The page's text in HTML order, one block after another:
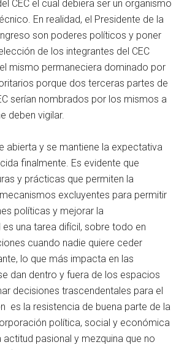
CEC el cual debiera ser un organismo
En realidad, el Presidente de la
son poderes políticos y poner
de los integrantes del CEC
mismo permaneciera dominado por
porque dos terceras partes de
serían nombrados por los mismos a
deben vigilar.
abierta y se mantiene la expectativa
finalmente. Es evidente que
y prácticas que permiten la
excluyentes para permitir
políticas y mejorar la
una tarea difícil, sobre todo en
cuando nadie quiere ceder
lo que más impacta en las
dan dentro y fuera de los espacios
decisiones trascendentales para el
es la resistencia de buena parte de la
política, social y económica
actitud pasional y mezquina que no